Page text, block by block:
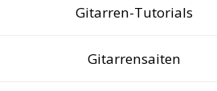
Gitarren-Tutorials
Gitarrensaiten